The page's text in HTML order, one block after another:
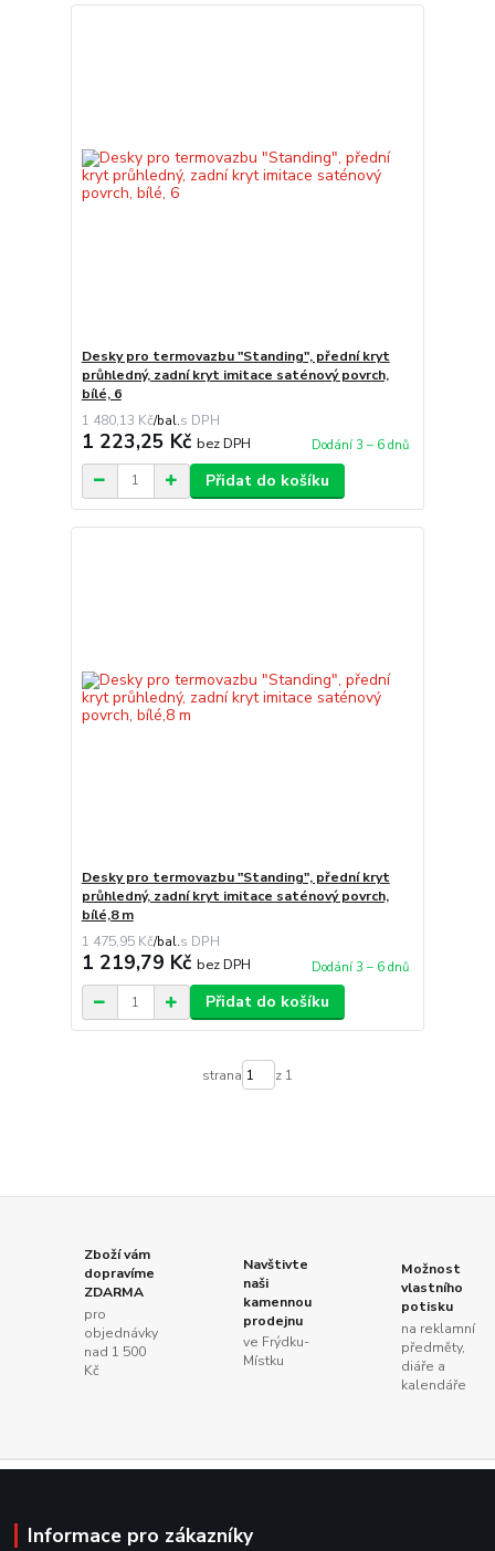
Desky pro termovazbu "Standing", přední kryt
průhledný, zadní kryt imitace saténový povrch,
bílé, 6
1 480,13 Kč/bal.
1 223,25 Kč bez DPH Dodání 3 – 6 dnů
Přidat do košíku
Desky pro termovazbu "Standing", přední kryt
průhledný, zadní kryt imitace saténový povrch,
bílé,8 m
1 475,95 Kč/bal.
1 219,79 Kč bez DPH Dodání 3 – 6 dnů
Přidat do košíku
strana z 1
Zboží vám
dopravíme
ZDARMA
pro
objednávky
nad 1 500
Kč
Navštivte
naši
kamennou
prodejnu
ve Frýdku-
Místku
Možnost
vlastního
potisku
na reklamní
předměty,
diáře a
kalendáře
Informace pro zákazníky